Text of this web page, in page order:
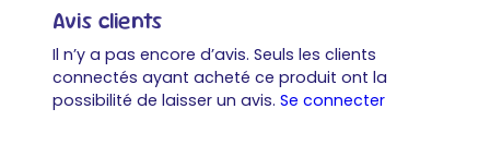
Avis clients
Il n’y a pas encore d’avis. Seuls les clients
connectés ayant acheté ce produit ont la
possibilité de laisser un avis. Se connecter